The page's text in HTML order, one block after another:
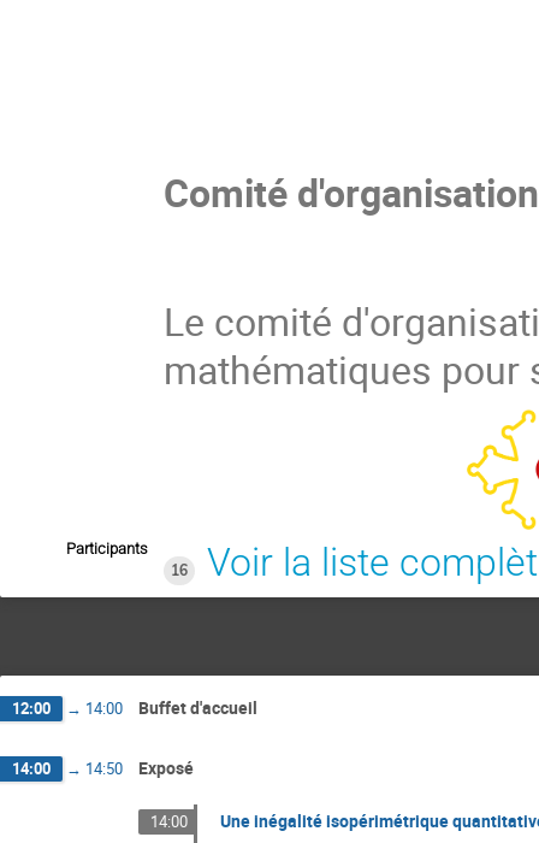
Comité
Le comité
mathématiques pour
Participants
16
Voir la liste
12:00 → 14:00 Buffet d'accueil
14:00 → 14:50 Exposé
14:00 Une inégalité isopérimétrique